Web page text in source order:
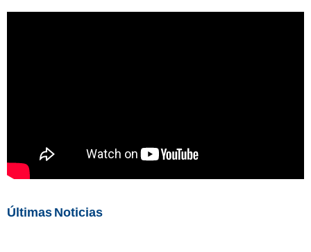
Últimas Noticias